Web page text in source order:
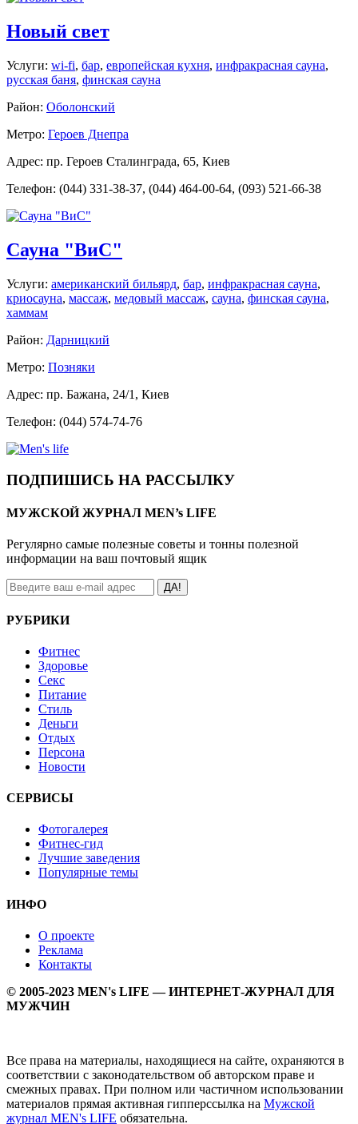
Новый свет
Услуги: wi-fi, бар, европейская кухня, инфракрасная сауна,
русская баня, финская сауна
Район: Оболонский
Метро: Героев Днепра
Адрес: пр. Героев Сталинграда, 65, Киев
Телефон: (044) 331-38-37, (044) 464-00-64, (093) 521-66-38
Сауна "ВиС"
Услуги: американский бильярд, бар, инфракрасная сауна,
криосауна, массаж, медовый массаж, сауна, финская сауна,
хаммам
Район: Дарницкий
Метро: Позняки
Адрес: пр. Бажана, 24/1, Киев
Телефон: (044) 574-74-76
ПОДПИШИСЬ НА РАССЫЛКУ
МУЖСКОЙ ЖУРНАЛ MEN’s LIFE
Регулярно самые полезные советы и тонны полезной
информации на ваш почтовый ящик
ДА!
РУБРИКИ
Фитнес
Здоровье
Секс
Питание
Стиль
Деньги
Отдых
Персона
Новости
СЕРВИСЫ
Фотогалерея
Фитнес-гид
Лучшие заведения
Популярные темы
ИНФО
О проекте
Реклама
Контакты
© 2005-2023 MEN's LIFE — ИНТЕРНЕТ-ЖУРНАЛ ДЛЯ
МУЖЧИН
Все права на материалы, находящиеся на сайте, охраняются в
соответствии с законодательством об авторском праве и
смежных правах. При полном или частичном использовании
материалов прямая активная гипперссылка на Мужской
журнал MEN's LIFE обязательна.